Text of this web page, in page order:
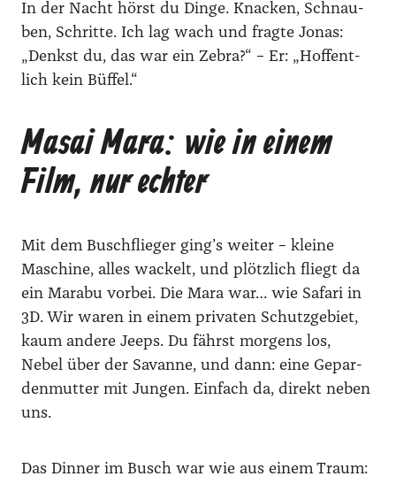
In der Nacht hörst du Din­ge. Kna­cken, Schnau­
ben, Schrit­te. Ich lag wach und frag­te Jonas:
„Denkst du, das war ein Zebra?“ – Er: „Hof­fent­
lich kein Büf­fel.“
Masai Mara: wie in einem
Film, nur echter
Mit dem Busch­flie­ger ging’s wei­ter – klei­ne
Maschi­ne, alles wackelt, und plötz­lich fliegt da
ein Mara­bu vor­bei. Die Mara war… wie Safa­ri in
3D. Wir waren in einem pri­va­ten Schutz­ge­biet,
kaum ande­re Jeeps. Du fährst mor­gens los,
Nebel über der Savan­ne, und dann: eine Gepar­
den­mut­ter mit Jun­gen. Ein­fach da, direkt neben
uns.
Das Din­ner im Busch war wie aus einem Traum: